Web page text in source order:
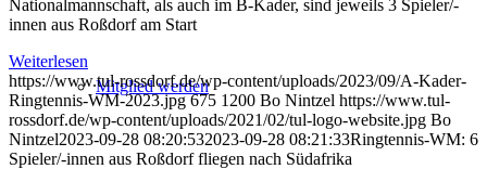
Mitglied werden
Nationalmannschaft, als auch im B-Kader, sind jeweils 3 Spieler/-
innen aus Roßdorf am Start
Weiterlesen
https://www.tul-rossdorf.de/wp-content/uploads/2023/09/A-Kader-
Ringtennis-WM-2023.jpg 675 1200 Bo Nintzel https://www.tul-
rossdorf.de/wp-content/uploads/2021/02/tul-logo-website.jpg Bo
Nintzel2023-09-28 08:20:532023-09-28 08:21:33Ringtennis-WM: 6
Spieler/-innen aus Roßdorf fliegen nach Südafrika